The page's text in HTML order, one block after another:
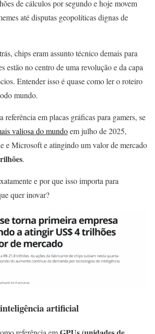
de cálculos por segundo e hoje movem
até disputas geopolíticas dignas de
chips eram assunto técnico demais para
estão no centro de uma revolução e da capa
Entender isso é quase como ler o roteiro
mundo.
em placas gráficas para gamers, se
valiosa do mundoem julho de 2025,
e Microsoft e atingindo um valor de mercado
.
e por que isso importa para
quer inovar?
artificial